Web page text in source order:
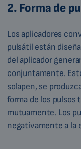
2. Forma de
Los aplicadores
pulsátil están
del aplicador
conjuntamente.
solapen, se
forma de los pulsos
mutuamente. Los
negativamente a la